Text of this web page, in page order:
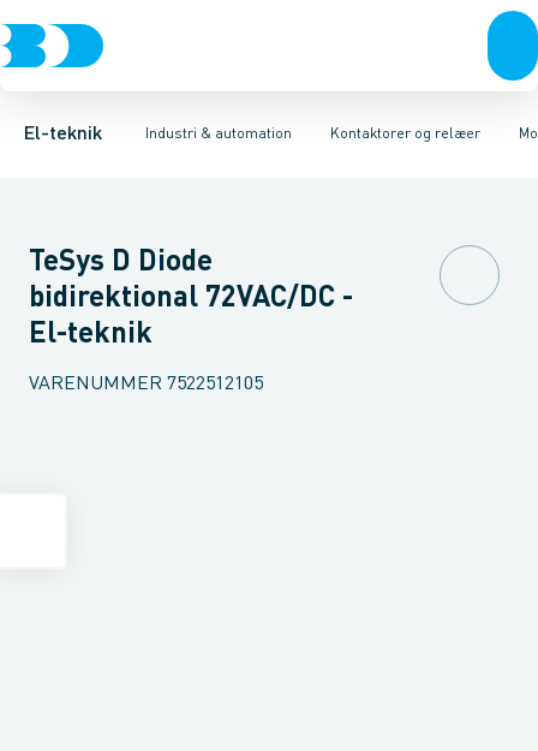
El-teknik Industri & automation
Afbrydere, stikkontakter & lampeudtagForgreningsmateriel
Kontaktorer og relæer
Industristiksystemer Frekvensomformere og softstartere
Elektronisk overstrømsrelæMotorstart kombination
TeSys D Diode
bidirektional 72VAC/DC -
El-teknik
VARENUMMER 7522512105